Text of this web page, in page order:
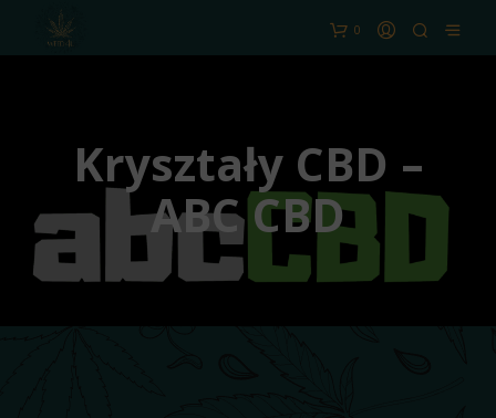
0
Kryształy CBD –
ABC CBD